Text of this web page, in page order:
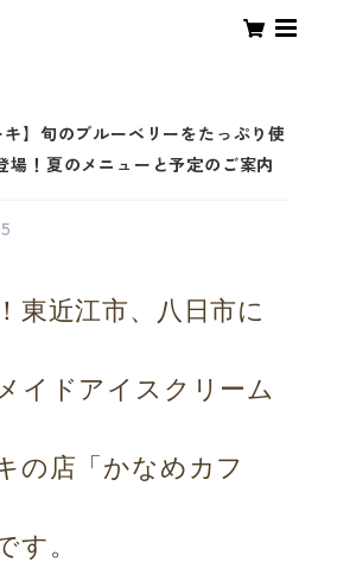
キ】旬のブルーベリーをたっぷり使
場！夏のメニューと予定のご案内
東近江市、八日市に
イドアイスクリーム
の店「かなめカフ
す。